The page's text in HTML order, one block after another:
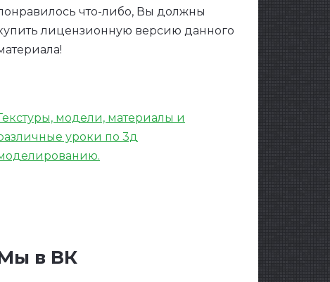
что-либо, Вы должны
лицензионную версию данного
модели, материалы и
уроки по 3д
в ВК